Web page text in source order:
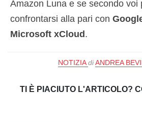
Amazon Luna e se secondo voi
confrontarsi alla pari con
Microsoft xCloud.
NOTIZIA di ANDREA
TI È PIACIUTO L'ARTICOLO?